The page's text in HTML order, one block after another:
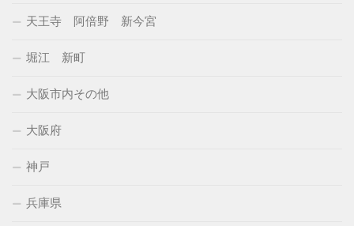
天王寺 阿倍野 新今宮
堀江 新町
大阪市内その他
大阪府
神戸
兵庫県